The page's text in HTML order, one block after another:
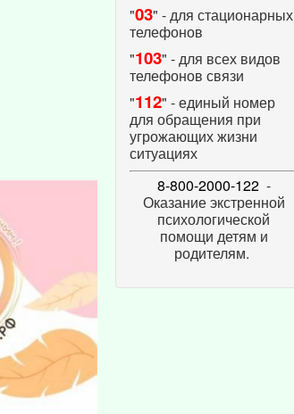
"03" - для стационарных
телефонов
"103" - для всех видов
телефонов связи
"112" - единый номер
для обращения при
угрожающих жизни
ситуациях
8-800-2000-122-
Оказание экстренной
психологической
помощи детям и
родителям.